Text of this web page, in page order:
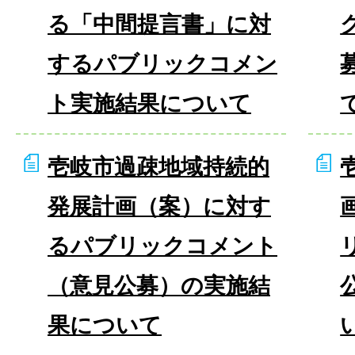
る「中間提言書」に対
するパブリックコメン
ト実施結果について
壱岐市過疎地域持続的
発展計画（案）に対す
るパブリックコメント
（意見公募）の実施結
果について